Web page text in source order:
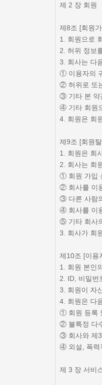
제 2 장 회원
제8조 [회원
1. 회원으로
2. 허위 정보
3. 회사는 다
① 이용자의
② 허위로 또
③ 기타 본 약
④ 기타 회원
4. 회원은 회
제9조 [회원
1. 회원은 회
2. 회사는 회
① 회원 가입
② 회사를 이
③ 다른 사람
④ 회사를 이
⑤ 기타 회사
3. 회사가 회
제10조 [이용
1. 회원 본인
2. ID, 비밀번
3. 회원이 자
4. 회원은 다
① 회원 등록
② 불특정 다
③ 회사와 제3
④ 외설, 폭력
제 3 장 서비